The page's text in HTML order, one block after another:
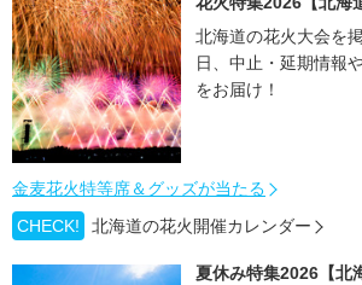
北海道の花火大会を
日、中止・延期情報
をお届け！
金麦花火特等席＆グッズが当たる
CHECK!
北海道の花火開催カレンダー
夏休み特集2026【北